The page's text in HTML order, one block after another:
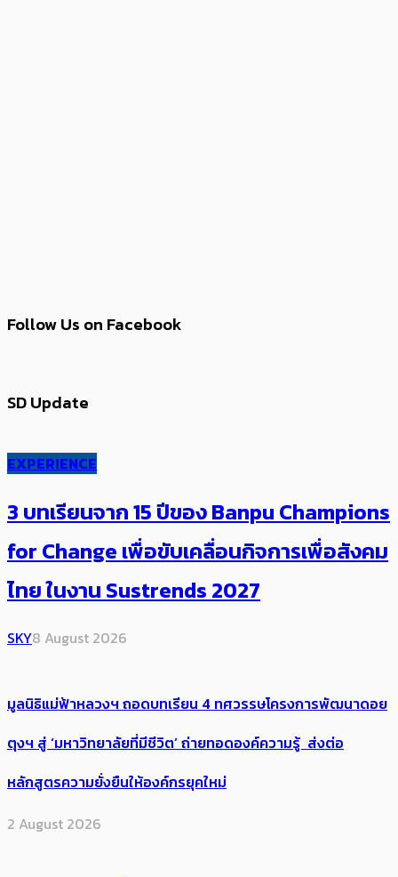
Follow Us on Facebook
SD Update
EXPERIENCE
3 บทเรียนจาก 15 ปีของ Banpu Champions
for Change เพื่อขับเคลื่อนกิจการเพื่อสังคม
ไทย ในงาน Sustrends 2027
SKY8 August 2026
มูลนิธิแม่ฟ้าหลวงฯ ถอดบทเรียน 4 ทศวรรษโครงการพัฒนาดอย
ตุงฯ สู่ ‘มหาวิทยาลัยที่มีชีวิต’ ถ่ายทอดองค์ความรู้ ส่งต่อ
หลักสูตรความยั่งยืนให้องค์กรยุคใหม่
2 August 2026